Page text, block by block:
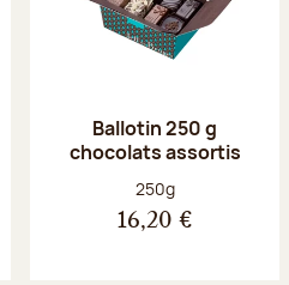
Ballotin 250 g
chocolats assortis
Poids net :
250g
16,20 €